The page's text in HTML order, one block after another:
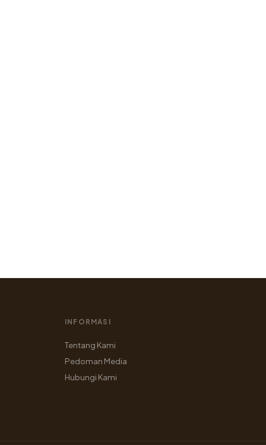
INFORMASI
Tentang Kami
Pedoman Media
Hubungi Kami